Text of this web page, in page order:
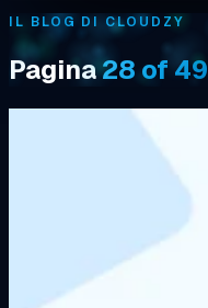
IL BLOG DI CLOUDZY
Pagina28 of 49